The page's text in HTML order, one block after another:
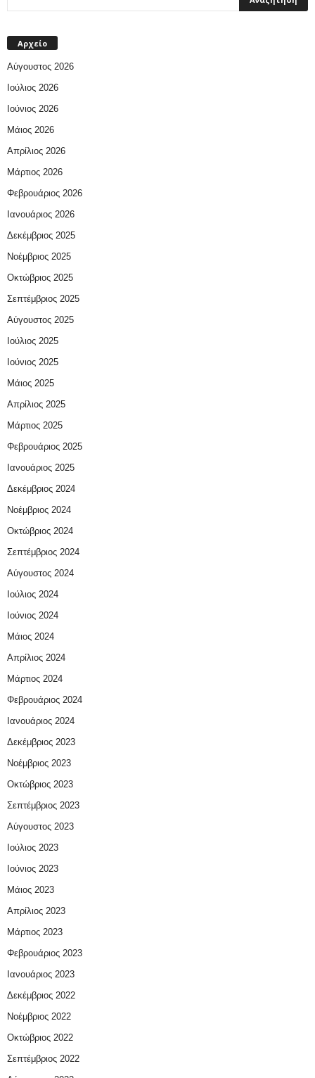
Αρχείο
Αύγουστος 2026
Ιούλιος 2026
Ιούνιος 2026
Μάιος 2026
Απρίλιος 2026
Μάρτιος 2026
Φεβρουάριος 2026
Ιανουάριος 2026
Δεκέμβριος 2025
Νοέμβριος 2025
Οκτώβριος 2025
Σεπτέμβριος 2025
Αύγουστος 2025
Ιούλιος 2025
Ιούνιος 2025
Μάιος 2025
Απρίλιος 2025
Μάρτιος 2025
Φεβρουάριος 2025
Ιανουάριος 2025
Δεκέμβριος 2024
Νοέμβριος 2024
Οκτώβριος 2024
Σεπτέμβριος 2024
Αύγουστος 2024
Ιούλιος 2024
Ιούνιος 2024
Μάιος 2024
Απρίλιος 2024
Μάρτιος 2024
Φεβρουάριος 2024
Ιανουάριος 2024
Δεκέμβριος 2023
Νοέμβριος 2023
Οκτώβριος 2023
Σεπτέμβριος 2023
Αύγουστος 2023
Ιούλιος 2023
Ιούνιος 2023
Μάιος 2023
Απρίλιος 2023
Μάρτιος 2023
Φεβρουάριος 2023
Ιανουάριος 2023
Δεκέμβριος 2022
Νοέμβριος 2022
Οκτώβριος 2022
Σεπτέμβριος 2022